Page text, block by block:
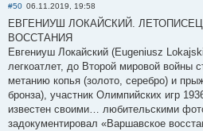
#50 06.11.2019, 19:58
ЕВГЕНИУШ ЛОКАЙСКИЙ.
ВОССТАНИЯ
Евгениуш Локайский (Eugeniusz
легкоатлет, до Второй мировой войны
метанию копья (золото, серебро) и
бронза), участник Олимпийских игр
известен своими… любительскими
задокументировал «Варшавское